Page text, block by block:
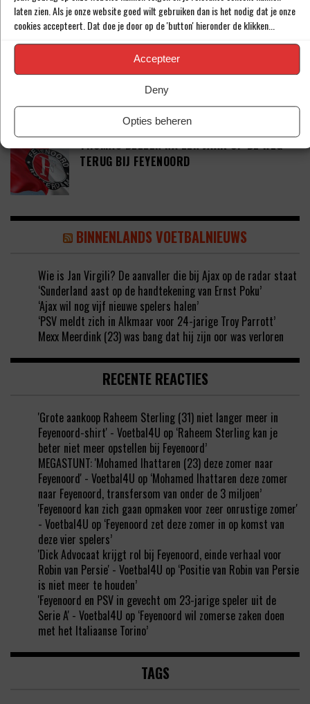
laten zien. Als je onze website goed wilt gebruiken dan is het nodig dat je onze
cookies accepteert. Dat doe je door op de 'button' hieronder de klikken...
Accepteer
Deny
Opties beheren
VOORT BIJ FC PORTO
‘CRYSENSIO SUMMERVILLE DICHT BIJ
AKKOORD MET AS ROMA’
THOMAS BEELEN NA EEN JAAR OP DE WEG
TERUG BIJ FEYENOORD
BINNENLANDS VOETBALNIEUWS
Wie is Jan Virgili? De aanvaller die bij Ajax op de radar staat
‘Sunderland aast op de handtekening van Ernst Poku’
‘Ajax wil nog vijf nieuwe spelers halen’
‘PSV meldt zich in Alkmaar voor 24-jarige Troy Parrott’
Mexx Meerdink (23) was bang dat hij zijn oor was verloren
RECENTE REACTIES
'Grote aankoop Raheem Sterling (31) niet langer meer in
Feyenoord-shirt' - Voetbal4U op ‘Raheem Sterling kan je
beter niet meer opstellen bij Feyenoord’
MEGASTUNT: 'Mohamed Ihattaren (23) deze zomer naar
Feyenoord' - Voetbal4U op ‘Mohamed Ihattaren deze zomer
naar Feyenoord, transfersom van onder de 3 miljoen’
'Feyenoord kan zich gaan opmaken voor zeer onrustige zomer'
- Voetbal4U op ‘Feyenoord zet deze zomer in op komst van
deze vier spelers’
'Dick Advocaat krijgt rol bij Feyenoord, einde verhaal voor
Robin van Persie' - Voetbal4U op ‘Positie van Robin van Persie
is niet meer te houden’
'Feyenoord en PSV in gevecht om 23-jarige speler uit de
Serie A' - Voetbal4U op ‘Feyenoord wil zomerse zaken doen
met het Italiaanse Torino’
TAGS